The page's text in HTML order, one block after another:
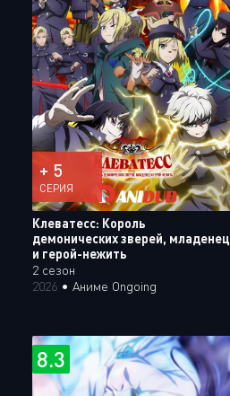
+ 5
СЕРИЯ
Клеватесс: Король
демонических зверей, младенец
и герой-нежить
2 сезон
2026 • Аниме Ongoing
8.3